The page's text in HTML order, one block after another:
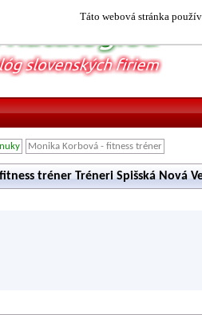
Táto webová stránka
Monika Korbová - fitness tréner
tréner Tréneri Spišská Nová